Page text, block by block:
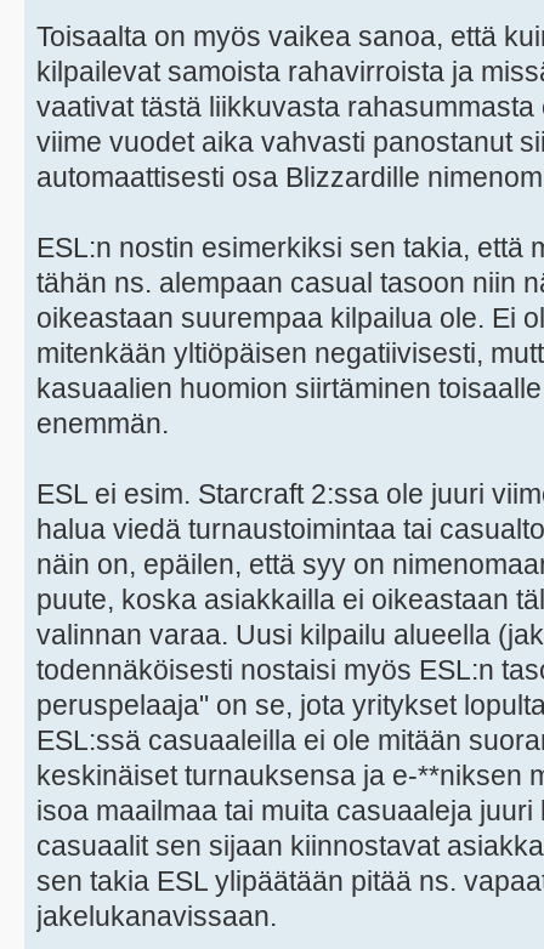
Toisaalta on myös vaikea sanoa, että
kilpailevat samoista rahavirroista ja
vaativat tästä liikkuvasta
viime vuodet aika vahvasti panostanut
automaattisesti osa Blizzardille
ESL:n nostin esimerkiksi sen takia, että
tähän ns. alempaan casual tasoon niin
oikeastaan suurempaa kilpailua ole. Ei
mitenkään yltiöpäisen negatiivisesti,
kasuaalien huomion siirtäminen
enemmän.
ESL ei esim. Starcraft 2:ssa ole juuri
halua viedä turnaustoimintaa tai
näin on, epäilen, että syy on
puute, koska asiakkailla ei oikeastaan
valinnan varaa. Uusi kilpailu alueella
todennäköisesti nostaisi myös ESL:n
peruspelaaja" on se, jota yritykset
ESL:ssä casuaaleilla ei ole mitään
keskinäiset turnauksensa ja e-**niksen
isoa maailmaa tai muita casuaaleja
casuaalit sen sijaan kiinnostavat
sen takia ESL ylipäätään pitää ns.
jakelukanavissaan.